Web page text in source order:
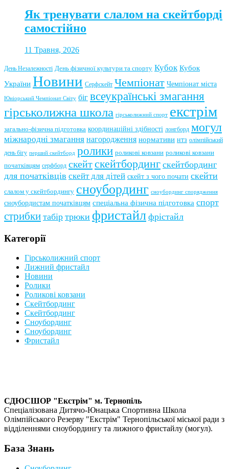
Як тренувати слалом на скейтборді
самостійно
11 Травня, 2026
День Незалежності День фізичної культури та спорту Кубок Кубок
України Новини Серфскейт Чемпіонат Чемпіонат міста
Юніорський Чемпіонат Світу біг всеукраїнські змагання
гірськолижна школа гірськолижний спорт екстрім
загально-фізична підготовка координаційні здібності лонгборд могул
міжнародні змагання нагородження нормативи нтз олімпійський
день бігу перший скейтборд ролики роликові ковзани роликові ковзани
початківцям серфборд скейтскейтбординг скейтбординг
для початківців скейт для дітей скейт з чого почати скейти
слалом у скейтбордингу сноубординг сноубординг спорядження
сноубордистам початківцям спеціальна фізична підготовка спорт
стрибки табір трюки фристайл фрістайл
Категорії
Гірськолижний спорт
Лижний фристайл
Новини
Ролики
Роликові ковзани
Скейтбординг
Скейтбординг
Сноубординг
Сноубординг
Фристайл
СДЮСШОР "Екстрім" м. Тернопіль
Спеціалізована Дитячо-Юнацька Спортивна Школа
Олімпійського Резерву "Екстрім" Тернопільської міської ради з
відділеннями сноубордингу та лижного фристайлу (могул).
База Знань